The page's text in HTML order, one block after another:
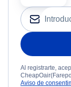
Al registrarte,
Aviso de